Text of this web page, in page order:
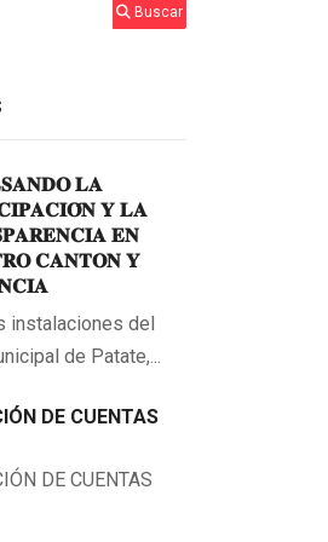
Buscar
𝐋𝐀
𝐘 𝐋𝐀
𝐄𝐍
𝐂𝐀𝐍𝐓𝐎𝐍 𝐘
instalaciones del
de Patate,...
DE CUENTAS
DE CUENTAS